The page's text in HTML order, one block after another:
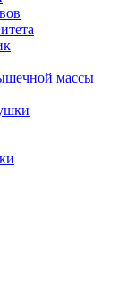
массы